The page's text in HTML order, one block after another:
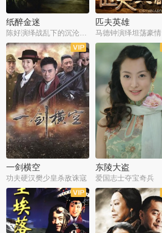
纸醉金迷 匹夫英雄
马德钟演绎坦荡豪情
全40集
一剑横空
功夫硬汉樊少皇杀敌诛寇
全33集
东陵大盗
爱国志士夺宝奇兵
全25集
全50集